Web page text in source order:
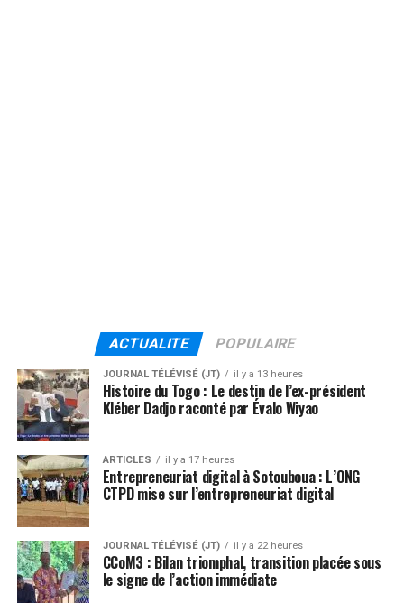
ACTUALITE POPULAIRE
JOURNAL TÉLÉVISÉ (JT) il y a 13 heures
Histoire du Togo : Le destin de l’ex-président
Kléber Dadjo raconté par Évalo Wiyao
ARTICLES il y a 17 heures
Entrepreneuriat digital à Sotouboua : L’ONG
CTPD mise sur l’entrepreneuriat digital
JOURNAL TÉLÉVISÉ (JT) il y a 22 heures
CCoM3 : Bilan triomphal, transition placée sous
le signe de l’action immédiate